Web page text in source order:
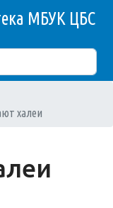
МБУК ЦБС
халеи